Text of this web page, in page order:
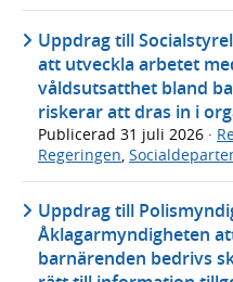
Uppdrag till
att utveckla arbetet
våldsutsatthet bland
riskerar att dras in i
Publicerad 31 juli 2026 ·
Regeringen
Uppdrag till
Åklagarmyndigheten
barnärenden bedrivs